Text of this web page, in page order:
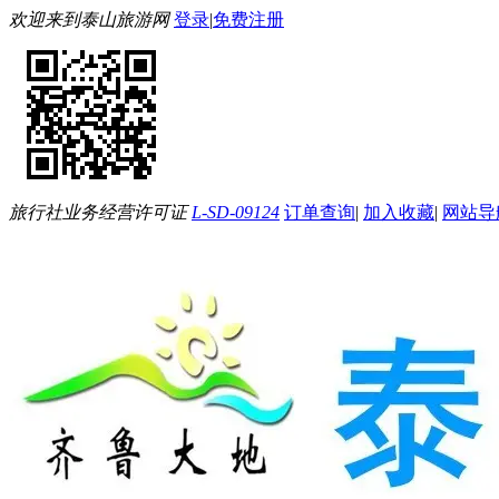
欢迎来到泰山旅游网登录|免费注册
旅行社业务经营许可证L-SD-09124 订单查询| 加入收藏| 网站